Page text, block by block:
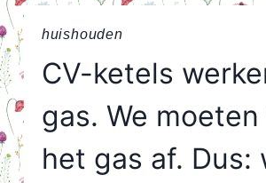
huishouden
CV-ketels
gas. We moeten
het gas af. Dus: